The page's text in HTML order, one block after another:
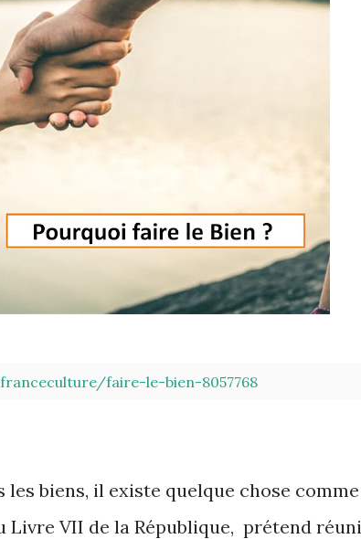
faire-le-bien-8057768
les biens, il existe quelque chose comme
Livre VII de la République, prétend